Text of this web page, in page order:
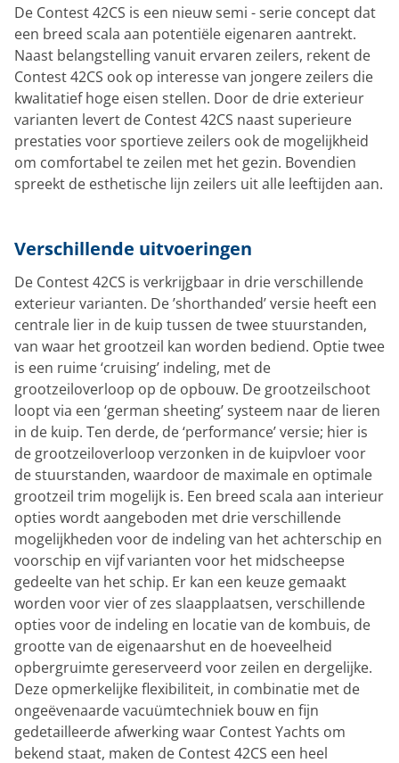
De Contest 42CS is een nieuw semi - serie concept dat
een breed scala aan potentiële eigenaren aantrekt.
Naast belangstelling vanuit ervaren zeilers, rekent de
Contest 42CS ook op interesse van jongere zeilers die
kwalitatief hoge eisen stellen. Door de drie exterieur
varianten levert de Contest 42CS naast superieure
prestaties voor sportieve zeilers ook de mogelijkheid
om comfortabel te zeilen met het gezin. Bovendien
spreekt de esthetische lijn zeilers uit alle leeftijden aan.
Verschillende uitvoeringen
De Contest 42CS is verkrijgbaar in drie verschillende
exterieur varianten. De ’shorthanded’ versie heeft een
centrale lier in de kuip tussen de twee stuurstanden,
van waar het grootzeil kan worden bediend. Optie twee
is een ruime ‘cruising’ indeling, met de
grootzeiloverloop op de opbouw. De grootzeilschoot
loopt via een ‘german sheeting’ systeem naar de lieren
in de kuip. Ten derde, de ‘performance’ versie; hier is
de grootzeiloverloop verzonken in de kuipvloer voor
de stuurstanden, waardoor de maximale en optimale
grootzeil trim mogelijk is. Een breed scala aan interieur
opties wordt aangeboden met drie verschillende
mogelijkheden voor de indeling van het achterschip en
voorschip en vijf varianten voor het midscheepse
gedeelte van het schip. Er kan een keuze gemaakt
worden voor vier of zes slaapplaatsen, verschillende
opties voor de indeling en locatie van de kombuis, de
grootte van de eigenaarshut en de hoeveelheid
opbergruimte gereserveerd voor zeilen en dergelijke.
Deze opmerkelijke flexibiliteit, in combinatie met de
ongeëvenaarde vacuümtechniek bouw en fijn
gedetailleerde afwerking waar Contest Yachts om
bekend staat, maken de Contest 42CS een heel